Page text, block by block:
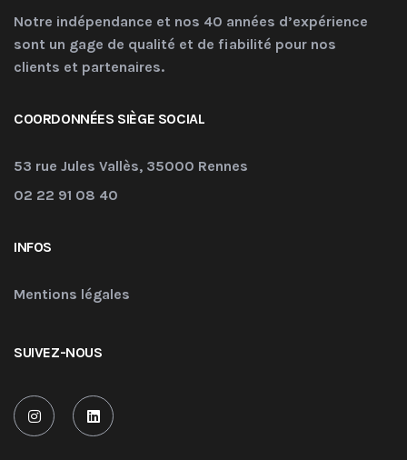
Notre indépendance et nos 40 années d’expérience
sont un gage de qualité et de fiabilité pour nos
clients et partenaires.
COORDONNÉES SIÈGE SOCIAL
53 rue Jules Vallès, 35000 Rennes
02 22 91 08 40
INFOS
Mentions légales
SUIVEZ-NOUS